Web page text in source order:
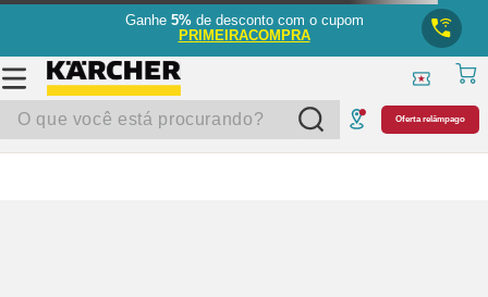
Ganhe 5%de desconto com o cupom
PRIMEIRACOMPRA
O que você está procurando? Oferta relâmpago